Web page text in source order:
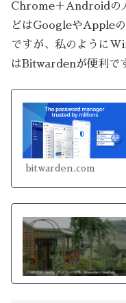
Chrome＋Androidの
どはGoogleやApple
ですが、私のように
はBitwardenが便利で
bitwarden.com